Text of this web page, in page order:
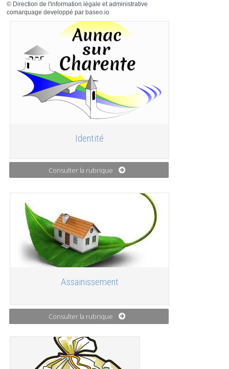
© Direction de l'information légale et administrative
comarquage developpé par baseo.io
Identité
Consulter la rubrique
Assainissement
Consulter la rubrique